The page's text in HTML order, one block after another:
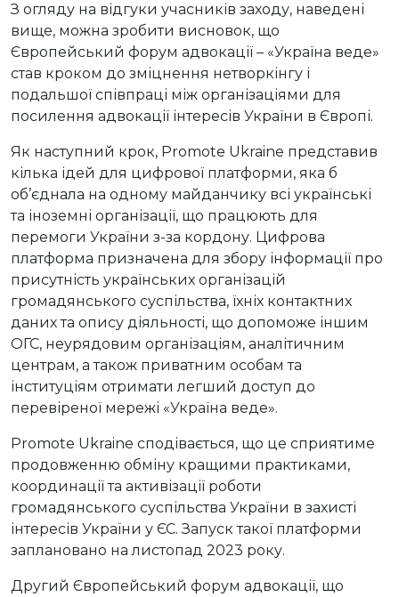
З огляду на відгуки учасників заходу, наведені
вище, можна зробити висновок, що
Європейський форум адвокації – «Україна веде»
став кроком до зміцнення нетворкінгу і
подальшої співпраці між організаціями для
посилення адвокації інтересів України в Європі.
Як наступний крок, Promote Ukraine представив
кілька ідей для цифрової платформи, яка б
об’єднала на одному майданчику всі українські
та іноземні організації, що працюють для
перемоги України з-за кордону. Цифрова
платформа призначена для збору інформації про
присутність українських організацій
громадянського суспільства, їхніх контактних
даних та опису діяльності, що допоможе іншим
ОГС, неурядовим організаціям, аналітичним
центрам, а також приватним особам та
інституціям отримати легший доступ до
перевіреної мережі «Україна веде».
Promote Ukraine сподівається, що це сприятиме
продовженню обміну кращими практиками,
координації та активізації роботи
громадянського суспільства України в захисті
інтересів України у ЄС. Запуск такої платформи
заплановано на листопад 2023 року.
Другий Європейський форум адвокації, що